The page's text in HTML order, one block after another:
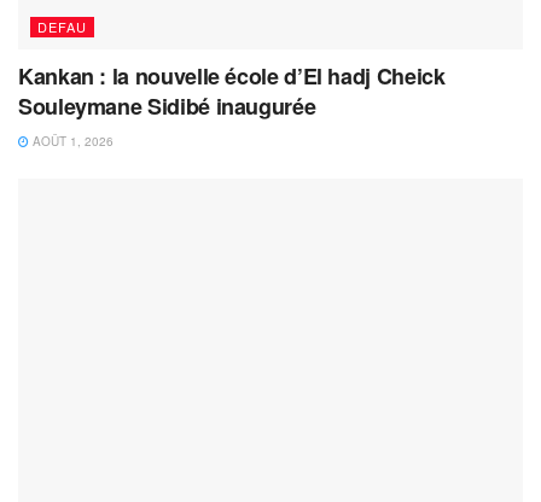
DEFAU
Kankan : la nouvelle école d’El hadj Cheick
Souleymane Sidibé inaugurée
AOÛT 1, 2026